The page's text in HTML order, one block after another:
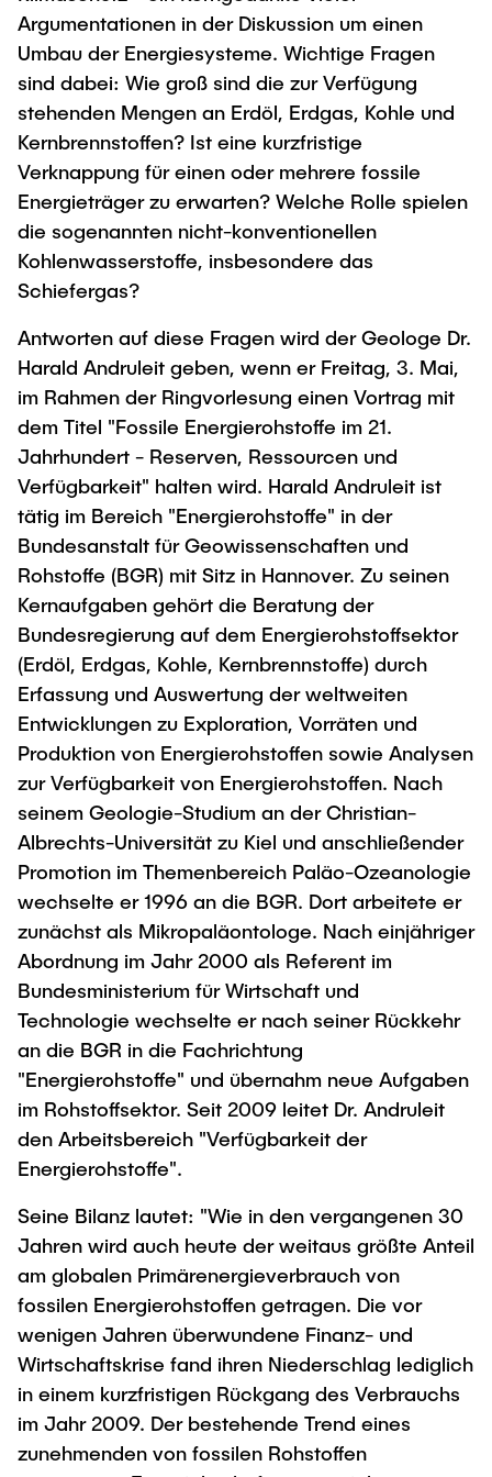
"Biobased Processes and Reactor
Technologies"
Research and institutes
Joint School of Multidisciplinary Studies
Institutes
Overview
Argumentationen in der Diskussion um einen
Umbau der Energiesysteme. Wichtige Fragen
sind dabei: Wie groß sind die zur Verfügung
stehenden Mengen an Erdöl, Erdgas, Kohle und
Kernbrennstoffen? Ist eine kurzfristige
Verknappung für einen oder mehrere fossile
Energieträger zu erwarten? Welche Rolle spielen
die sogenannten nicht-konventionellen
Kohlenwasserstoffe, insbesondere das
Schiefergas?
Antworten auf diese Fragen wird der Geologe Dr.
Harald Andruleit geben, wenn er Freitag, 3. Mai,
im Rahmen der Ringvorlesung einen Vortrag mit
dem Titel "Fossile Energierohstoffe im 21.
Jahrhundert - Reserven, Ressourcen und
Verfügbarkeit" halten wird. Harald Andruleit ist
tätig im Bereich "Energierohstoffe" in der
Bundesanstalt für Geowissenschaften und
Rohstoffe (BGR) mit Sitz in Hannover. Zu seinen
Kernaufgaben gehört die Beratung der
Bundesregierung auf dem Energierohstoffsektor
(Erdöl, Erdgas, Kohle, Kernbrennstoffe) durch
Erfassung und Auswertung der weltweiten
Entwicklungen zu Exploration, Vorräten und
Produktion von Energierohstoffen sowie Analysen
zur Verfügbarkeit von Energierohstoffen. Nach
seinem Geologie-Studium an der Christian-
Albrechts-Universität zu Kiel und anschließender
Promotion im Themenbereich Paläo-Ozeanologie
wechselte er 1996 an die BGR. Dort arbeitete er
zunächst als Mikropaläontologe. Nach einjähriger
Abordnung im Jahr 2000 als Referent im
Bundesministerium für Wirtschaft und
Technologie wechselte er nach seiner Rückkehr
an die BGR in die Fachrichtung
"Energierohstoffe" und übernahm neue Aufgaben
im Rohstoffsektor. Seit 2009 leitet Dr. Andruleit
den Arbeitsbereich "Verfügbarkeit der
Energierohstoffe".
Seine Bilanz lautet: "Wie in den vergangenen 30
Jahren wird auch heute der weitaus größte Anteil
am globalen Primärenergieverbrauch von
fossilen Energierohstoffen getragen. Die vor
wenigen Jahren überwundene Finanz- und
Wirtschaftskrise fand ihren Niederschlag lediglich
in einem kurzfristigen Rückgang des Verbrauchs
im Jahr 2009. Der bestehende Trend eines
zunehmenden von fossilen Rohstoffen